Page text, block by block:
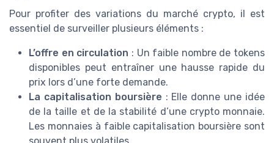
Pour profiter des variations du marché crypto, il est
essentiel de surveiller plusieurs éléments :
L’offre en circulation : Un faible nombre de tokens
disponibles peut entraîner une hausse rapide du
prix lors d’une forte demande.
La capitalisation boursière : Elle donne une idée
de la taille et de la stabilité d’une crypto monnaie.
Les monnaies à faible capitalisation boursière sont